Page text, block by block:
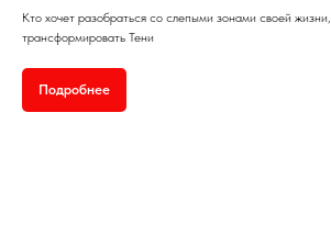
Кто хочет разобраться со слепыми зонами своей жизни,
трансформировать Тени
Подробнее